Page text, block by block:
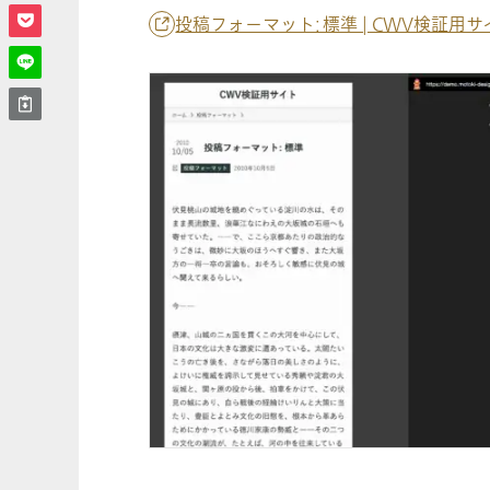
投稿フォーマット: 標準 | CWV検証用サ